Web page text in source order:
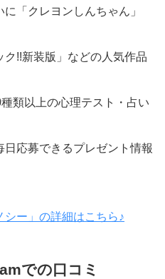
「クレヨンしんちゃん」
!!新装版」などの人気作品
類以上の心理テスト・占い
日応募できるプレゼント情報
ー」の詳細はこちら♪
での口コミ